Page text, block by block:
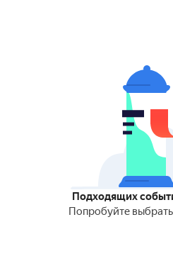
Подходящих
Попробуйте